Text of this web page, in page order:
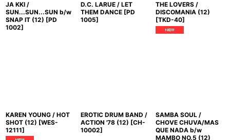
JA KKI /
SUN...SUN...SUN b/w
SNAP IT (12) [PD
1002]
D.C. LARUE / LET
THEM DANCE [PD
1005]
THE LOVERS /
DISCOMANIA (12)
[TKD-40]
KAREN YOUNG / HOT
SHOT (12) [WES-
12111]
EROTIC DRUM BAND /
ACTION '78 (12) [CH-
10002]
SAMBA SOUL /
CHOVE CHUVA/MAS
QUE NADA b/w
MAMBO NO.5 (12)